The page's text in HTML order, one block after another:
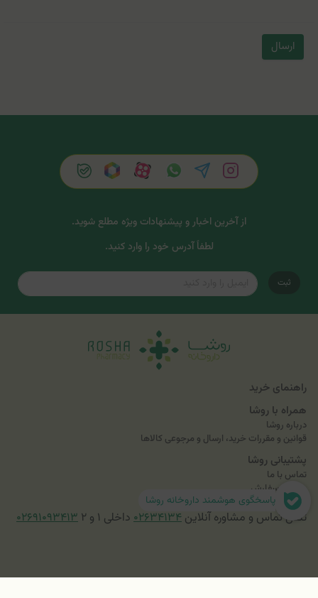
ارسال
از آخرین اخبار و پیشنهادات ویژه مطلع شوید.
لطفاً آدرس خود را وارد کنید.
ثبت
راهنمای خرید
همراه با روشا
درباره روشا
قوانین و مقررات خرید، ارسال و مرجوعی کالاها
پشتیبانی روشا
تماس با ما
پیگیری سفارش
تلفن تماس و مشاوره آنلاین ۰۲۶۳۴۱۳۴ داخلی ۱ و ۲ ۰۲۶۹۱۰۹۳۴۱۳
پاسخگوی هوشمند داروخانه روشا